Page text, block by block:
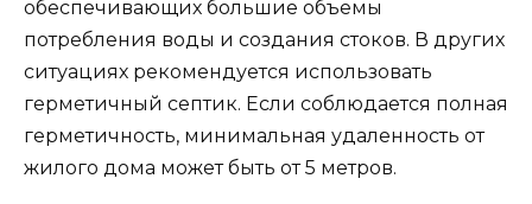
обеспечивающих большие объемы
потребления воды и создания стоков. В других
ситуациях рекомендуется использовать
герметичный септик. Если соблюдается полная
герметичность, минимальная удаленность от
жилого дома может быть от 5 метров.